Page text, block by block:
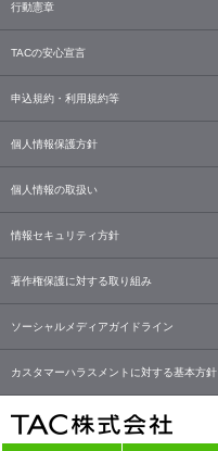
行動憲章
TACの安心宣言
申込規約・利用規約等
個人情報保護方針
個人情報の取扱い
情報セキュリティ方針
著作権保護に対する取り組み
ソーシャルメディアガイドライン
カスタマーハラスメントに対する基本方針